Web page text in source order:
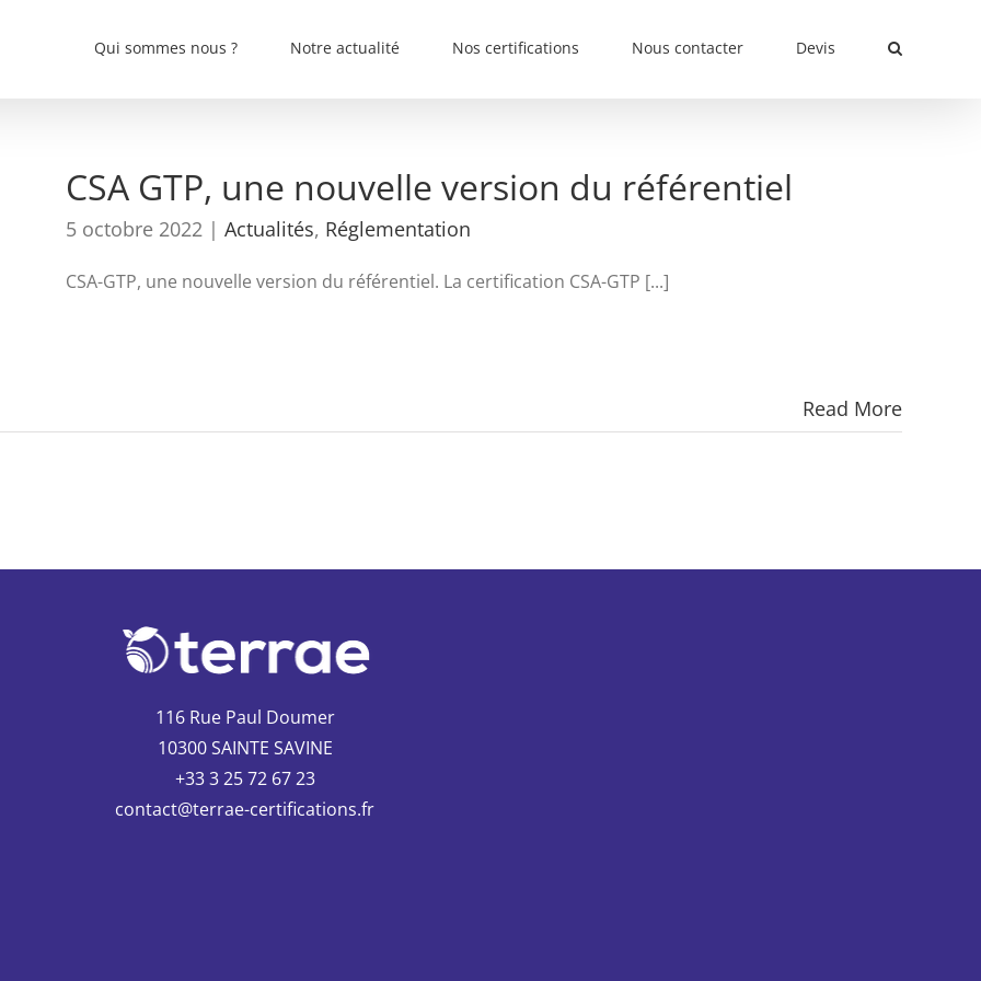
Qui sommes nous ? Notre actualité Nos certifications Nous contacter Devis
CSA GTP, une nouvelle version du référentiel
5 octobre 2022 | Actualités, Réglementation
CSA-GTP, une nouvelle version du référentiel. La certification CSA-GTP [...]
Read More
116 Rue Paul Doumer
10300 SAINTE SAVINE
+33 3 25 72 67 23
contact@terrae-certifications.fr